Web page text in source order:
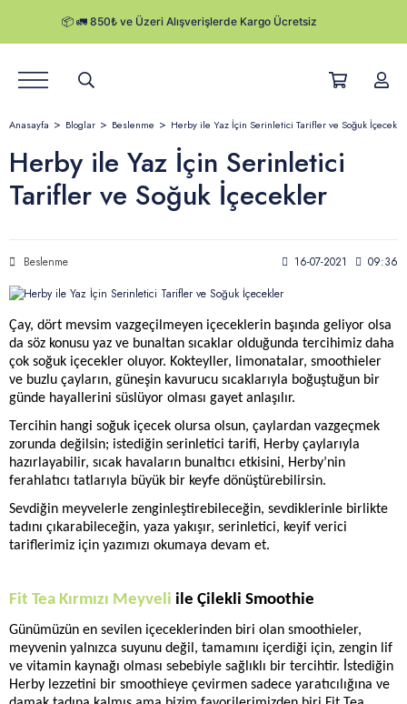
Hikayemiz
Satış Noktaları
Kurumsal Satış
Herby Blog
Kampanyalar
Kargo Takibi
İletişim
Anasayfa Bloglar Beslenme Herby ile Yaz İçin Serinletici Tarifler ve Soğuk
Herby ile Yaz İçin Serinletici
Tarifler ve Soğuk İçecekler
Beslenme 16-07-2021 09:36
Çay, dört mevsim vazgeçilmeyen içeceklerin başında geliyor olsa
da söz konusu yaz ve bunaltan sıcaklar olduğunda tercihimiz daha
çok soğuk içecekler oluyor. Kokteyller, limonatalar, smoothieler
ve buzlu çayların, güneşin kavurucu sıcaklarıyla boğuştuğun bir
günde hayallerini süslüyor olması gayet anlaşılır.
Tercihin hangi soğuk içecek olursa olsun, çaylardan vazgeçmek
zorunda değilsin; istediğin serinletici tarifi, Herby çaylarıyla
hazırlayabilir, sıcak havaların bunaltıcı etkisini, Herby’nin
ferahlatıcı tatlarıyla büyük bir keyfe dönüştürebilirsin.
Sevdiğin meyvelerle zenginleştirebileceğin, sevdiklerinle birlikte
tadını çıkarabileceğin, yaza yakışır, serinletici, keyif verici
tariflerimiz için yazımızı okumaya devam et.
Fit Tea Kırmızı Meyveli ile Çilekli Smoothie
Günümüzün en sevilen içeceklerinden biri olan smoothieler,
meyvenin yalnızca suyunu değil, tamamını içerdiği için, zengin lif
ve vitamin kaynağı olması sebebiyle sağlıklı bir tercihtir. İstediğin
Herby lezzetini bir smoothieye çevirmen sadece yaratıcılığına ve